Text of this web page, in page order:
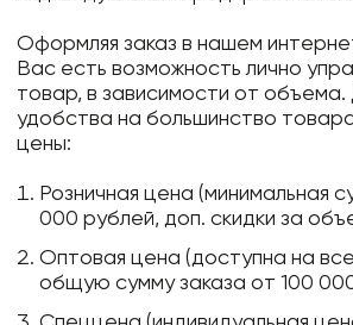
Оформляя заказ в нашем
Вас есть возможность лично
товар, в зависимости от
удобства на большинство
цены:
Розничная цена (минимальная
000 рублей, доп. скидки за
Оптовая цена (доступна на
общую сумму заказа от 100